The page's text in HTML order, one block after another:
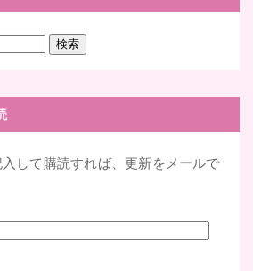
検索
して購読すれば、更新をメールで